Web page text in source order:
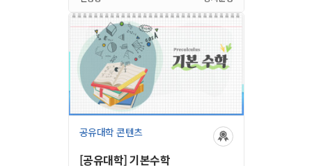
공유대학 콘텐츠
[공유대학] 기본수학